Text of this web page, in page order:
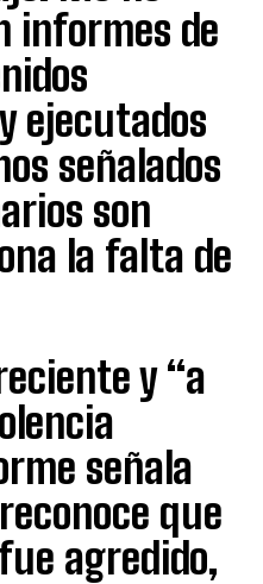
informes de
ejecutados
señalados
son
la falta de
y “a
señala
que
agredido,